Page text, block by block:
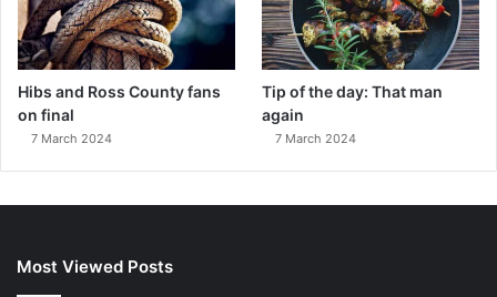
Hibs and Ross County fans
on final
7 March 2024
Tip of the day: That man
again
7 March 2024
Most Viewed Posts